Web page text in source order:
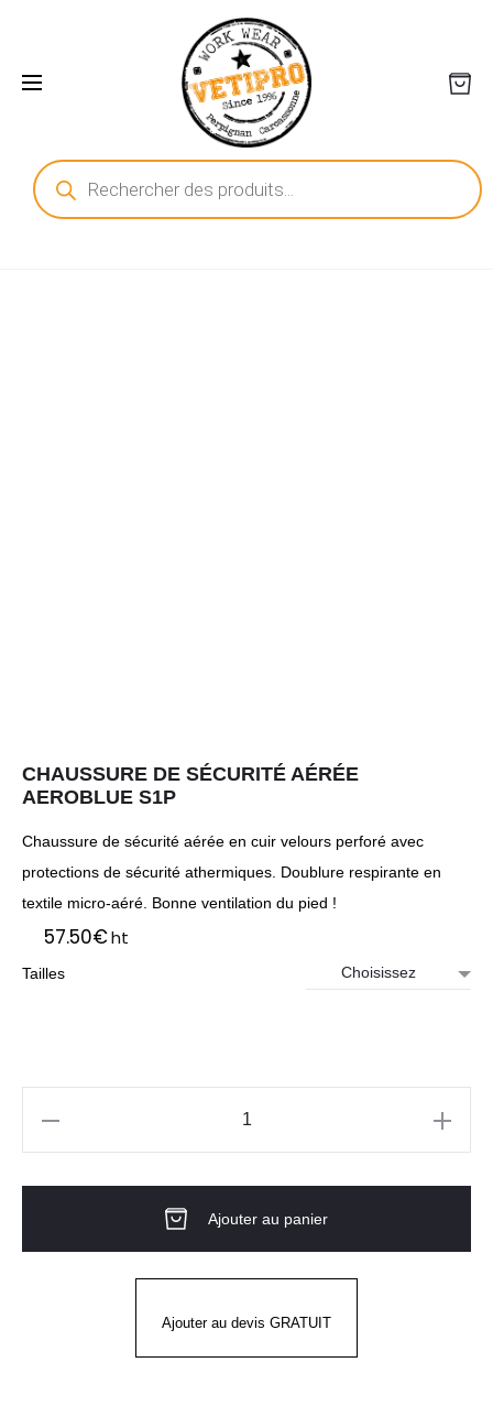
Recherche
de
produits
CHAUSSURE DE SÉCURITÉ AÉRÉE
AEROBLUE S1P
Chaussure de sécurité aérée en cuir velours perforé avec
protections de sécurité athermiques. Doublure respirante en
textile micro-aéré. Bonne ventilation du pied !
57.50€ht
Tailles
SÉCURITÉ
Ajouter au panier
Ajouter au devis GRATUIT